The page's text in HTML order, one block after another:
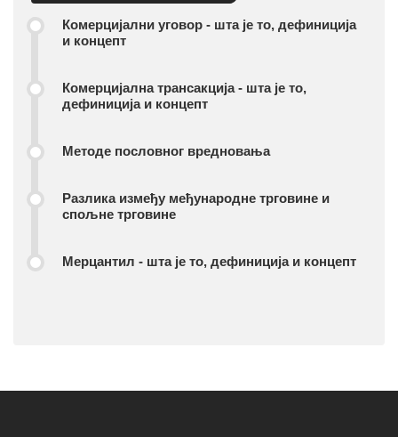
Комерцијални уговор - шта је то, дефиниција
и концепт
Комерцијална трансакција - шта је то,
дефиниција и концепт
Методе пословног вредновања
Разлика између међународне трговине и
спољне трговине
Мерцантил - шта је то, дефиниција и концепт